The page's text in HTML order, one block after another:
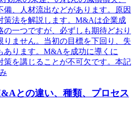
備、人材流出などがあります。原因
策法を解説します。M&Aは企業成
一つですが、必ずしも期待どおり
りません。当初の目標を下回り、失
あります。M&Aを成功に導くに
策を講じることが不可欠です。本記
との違い、種類、プロセス